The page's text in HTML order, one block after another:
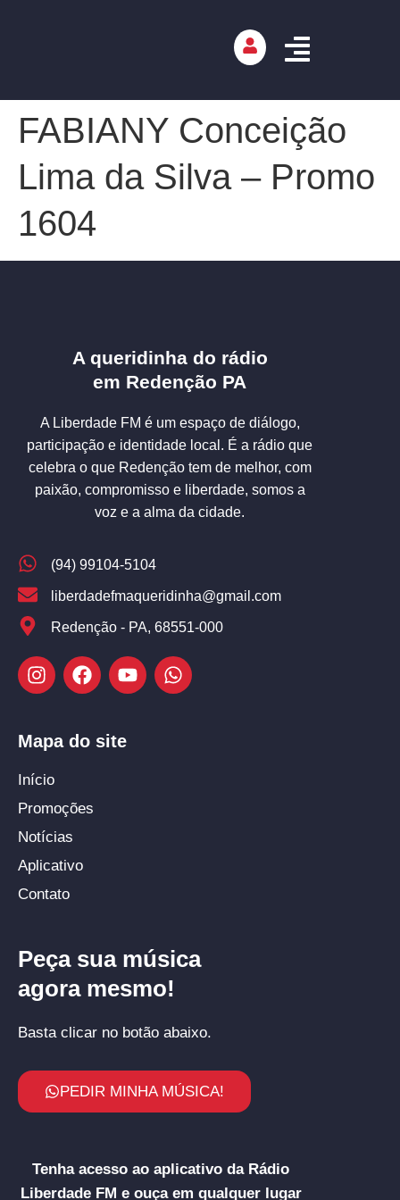
FABIANY Conceição
Lima da Silva – Promo
1604
A queridinha do rádio
em Redenção PA
A Liberdade FM é um espaço de diálogo,
participação e identidade local. É a rádio que
celebra o que Redenção tem de melhor, com
paixão, compromisso e liberdade, somos a
voz e a alma da cidade.
(94) 99104-5104
liberdadefmaqueridinha@gmail.com
Redenção - PA, 68551-000
Mapa do site
Início
Promoções
Notícias
Aplicativo
Contato
Peça sua música
agora mesmo!
Basta clicar no botão abaixo.
PEDIR MINHA MÚSICA!
Tenha acesso ao aplicativo da Rádio
Liberdade FM e ouça em qualquer lugar